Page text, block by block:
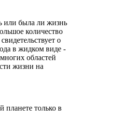
или была ли жизнь
количество
о
в жидком виде -
областей
жизни на
планете только в